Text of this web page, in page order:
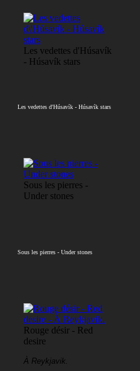
Les vedettes d'Húsavík
- Húsavík stars
Les vedettes d'Húsavík - Húsavík stars
Sous les pierres -
Under stones
Sous les pierres - Under stones
Rouge désir - Red
desire
À Reykjavik.